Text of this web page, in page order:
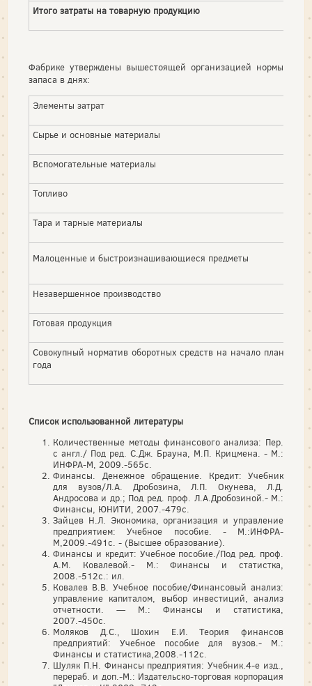
Итого затраты на товарную продукцию
Фабрике утверждены вышестоящей организацией нормы
запаса в днях:
Элементы затрат
Сырье и основные материалы
Вспомогательные материалы
Топливо
Тара и тарные материалы
Малоценные и быстроизнашивающиеся предметы
Незавершенное производство
Готовая продукция
Совокупный норматив оборотных средств на начало
года
Список использованной литературы
Количественные методы финансового анализа: Пер.
с англ./ Под ред. С.Дж. Брауна, М.П. Крицмена. - М.:
ИНФРА-М, 2009.-565с.
Финансы. Денежное обращение. Кредит: Учебник
для вузов/Л.А. Дробозина, Л.П. Окунева, Л.Д.
Андросова и др.; Под ред. проф. Л.А.Дробозиной.- М.:
Финансы, ЮНИТИ, 2007.-479с.
Зайцев Н.Л. Экономика, организация и управление
предприятием: Учебное пособие. - М.:ИНФРА-
М,2009.-491с. - (Высшее образование).
Финансы и кредит: Учебное пособие./Под ред. проф.
А.М. Ковалевой.- М.: Финансы и статистка,
2008.-512с.: ил.
Ковалев В.В. Учебное пособие/Финансовый анализ:
управление капиталом, выбор инвестиций, анализ
отчетности. — М.: Финансы и статистика,
2007.-450с.
Моляков Д.С., Шохин Е.И. Теория финансов
предприятий: Учебное пособие для вузов.- М.:
Финансы и статистика,2008.-112с.
Шуляк П.Н. Финансы предприятия: Учебник.4-е изд.,
перераб. и доп.-М.: Издательско-торговая корпорация